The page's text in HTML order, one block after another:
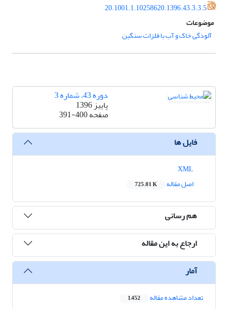
20.1001.1.10258620.1396.43.3.3.5
موضوعات
آلودگی خاک و آب با فلزات سنگین
دوره 43، شماره 3
پاییز 1396
صفحه391-400
فایل ها
اصل مقاله
725.01 K
هم رسانی
ارجاع به این مقاله
آمار
تعداد مشاهده مقاله 1,452